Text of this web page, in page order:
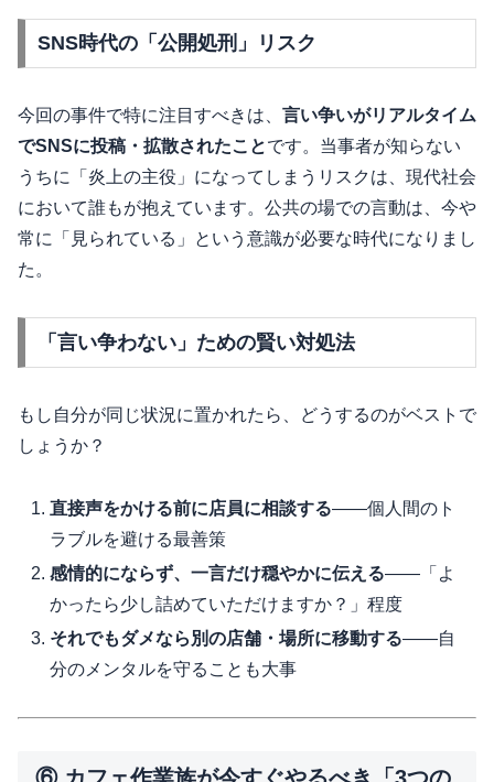
SNS時代の「公開処刑」リスク
今回の事件で特に注目すべきは、 言い争いがリアルタイム
でSNSに投稿・拡散されたことです。当事者が知らない
うちに「炎上の主役」になってしまうリスクは、現代社会
において誰もが抱えています。公共の場での言動は、今や
常に「見られている」という意識が必要な時代になりまし
た。
「言い争わない」ための賢い対処法
もし自分が同じ状況に置かれたら、どうするのがベストで
しょうか？
直接声をかける前に店員に相談する——個人間のト
ラブルを避ける最善策
感情的にならず、一言だけ穏やかに伝える——「よ
かったら少し詰めていただけますか？」程度
それでもダメなら別の店舗・場所に移動する——自
分のメンタルを守ることも大事
⑥ カフェ作業族が今すぐやるべき「3つの